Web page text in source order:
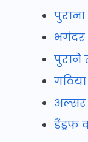
पुराने
डैंड्रफ